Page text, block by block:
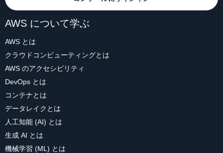
AWS について学ぶ
AWS とは
クラウドコンピューティングとは
AWS のアクセシビリティ
DevOps とは
コンテナとは
データレイクとは
人工知能 (AI) とは
生成 AI とは
機械学習 (ML) とは